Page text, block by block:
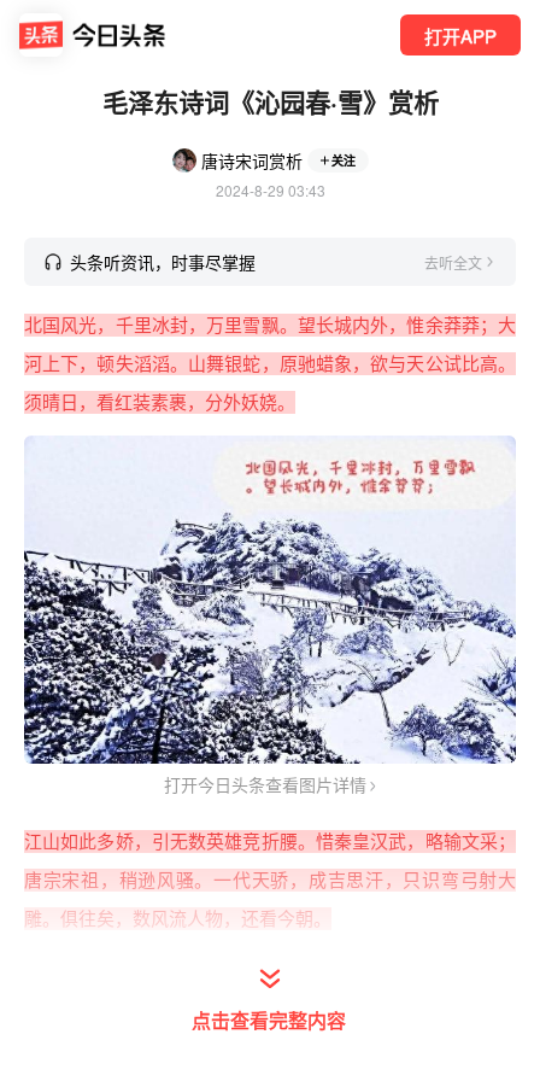
打开APP
毛泽东诗词《沁园春·雪》赏析
唐诗宋词赏析 关注
2024-8-29 03:43
头条听资讯，时事尽掌握 去听全文
北国风光，千里冰封，万里雪飘。望长城内外，惟余莽莽；大
河上下，顿失滔滔。山舞银蛇，原驰蜡象，欲与天公试比高。
须晴日，看红装素裹，分外妖娆。
打开今日头条查看图片详情
江山如此多娇，引无数英雄竞折腰。惜秦皇汉武，略输文采；
唐宗宋祖，稍逊风骚。一代天骄，成吉思汗，只识弯弓射大
雕。俱往矣，数风流人物，还看今朝。
点击查看完整内容